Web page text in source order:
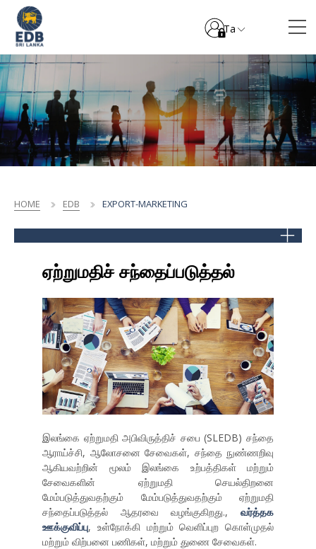
Ta
HOME EDB EXPORT-MARKETING
ஏற்றுமதிச் சந்தைப்படுத்தல்
இலங்கை ஏற்றுமதி அபிவிருத்திச் சபை (SLEDB) சந்தை
ஆராய்ச்சி, ஆலோசனை சேவைகள், சந்தை நுண்ணறிவு
ஆகியவற்றின் மூலம் இலங்கை உற்பத்திகள் மற்றும்
சேவைகளின் ஏற்றுமதி செயல்திறனை
மேம்படுத்துவதற்கும் மேம்படுத்துவதற்கும் ஏற்றுமதி
சந்தைப்படுத்தல் ஆதரவை வழங்குகிறது., வர்த்தக
ஊக்குவிப்பு, உள்நோக்கி மற்றும் வெளிப்புற கொள்முதல்
மற்றும் விற்பனை பணிகள், மற்றும் துணை சேவைகள்.